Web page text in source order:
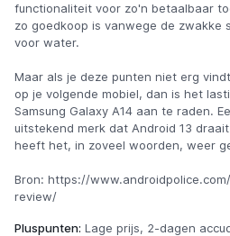
functionaliteit voor zo'n betaalbaar
zo goedkoop is vanwege de zwakke
voor water.
Maar als je deze punten niet erg
op je volgende mobiel, dan is het
Samsung Galaxy A14 aan te raden.
uitstekend merk dat Android 13
heeft het, in zoveel woorden, weer
Bron: https://
review/
Pluspunten: Lage prijs, 2-dagen